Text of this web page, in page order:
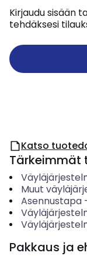
Kirjaudu sisään
tehdäksesi
Katso
Tärkeimmät
Muut
Asennustapa
Pakkaus ja